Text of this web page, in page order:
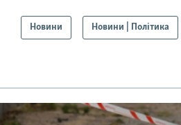
Новини Новини | Політика